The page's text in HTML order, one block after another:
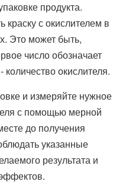
продукта.
с окислителем в
Это может быть,
число обозначает
количество окислителя.
и измеряйте нужное
с помощью мерной
до получения
указанные
результата и